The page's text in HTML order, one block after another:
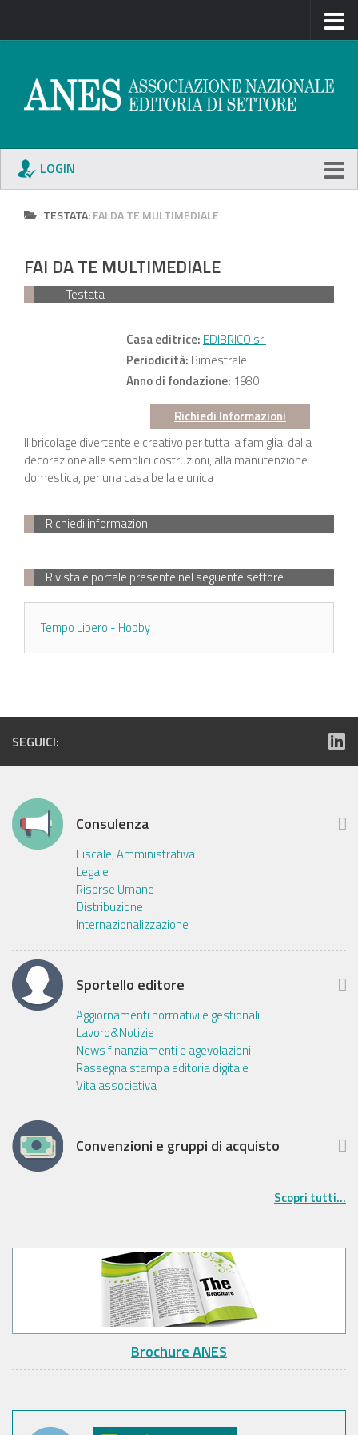
LOGIN
TESTATA:FAI DA TE MULTIMEDIALE
FAI DA TE MULTIMEDIALE
Testata
Casa editrice: EDIBRICO srl
Periodicità: Bimestrale
Anno di fondazione: 1980
Richiedi Informazioni
Il bricolage divertente e creativo per tutta la famiglia: dalla
decorazione alle semplici costruzioni, alla manutenzione
domestica, per una casa bella e unica
Richiedi informazioni
Rivista e portale presente nel seguente settore
Tempo Libero - Hobby
SEGUICI:
Consulenza
Fiscale, Amministrativa
Legale
Risorse Umane
Distribuzione
Internazionalizzazione
Sportello editore
Aggiornamenti normativi e gestionali
Lavoro&Notizie
News finanziamenti e agevolazioni
Rassegna stampa editoria digitale
Vita associativa
Convenzioni e gruppi di acquisto
Scopri tutti...
Brochure ANES